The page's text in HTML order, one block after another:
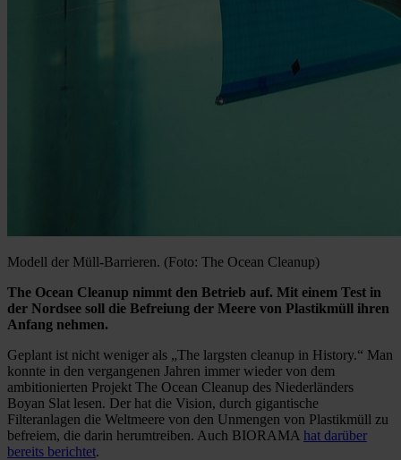
Modell der Müll-Barrieren. (Foto: The Ocean Cleanup)
The Ocean Cleanup nimmt den Betrieb auf. Mit einem Test in
der Nordsee soll die Befreiung der Meere von Plastikmüll ihren
Anfang nehmen.
Geplant ist nicht weniger als „The largsten cleanup in History.“ Man
konnte in den vergangenen Jahren immer wieder von dem
ambitionierten Projekt The Ocean Cleanup des Niederländers
Boyan Slat lesen. Der hat die Vision, durch gigantische
Filteranlagen die Weltmeere von den Unmengen von Plastikmüll zu
befreiem, die darin herumtreiben. Auch BIORAMA hat darüber
bereits berichtet.